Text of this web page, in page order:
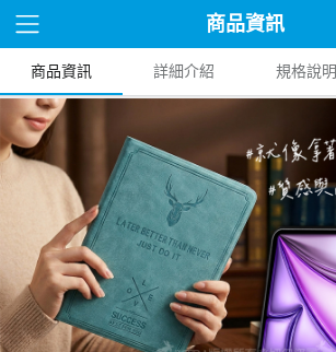
商品資訊
商品資訊 詳細介紹 規格說明